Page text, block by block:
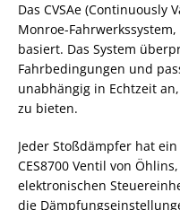
Das CVSAe (Continuously
Monroe-
basiert. Das System
Fahrbedingungen und
unabhängig in Echtzeit
zu bieten.
Jeder Stoßdämpfer hat
CES8700 Ventil von
elektronischen
die